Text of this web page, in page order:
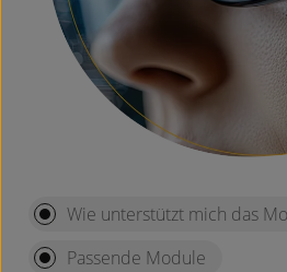
Wie unterstützt mich das
Passende Module